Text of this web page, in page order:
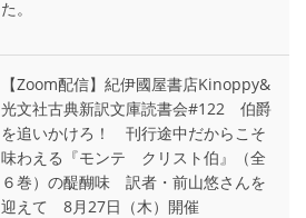
た。
【Zoom配信】紀伊國屋書店Kinoppy&
光文社古典新訳文庫読書会#122 伯爵
を追いかけろ！ 刊行途中だからこそ
味わえる『モンテ゠クリスト伯』（全
６巻）の醍醐味 訳者・前山悠さんを
迎えて 8月27日（木）開催